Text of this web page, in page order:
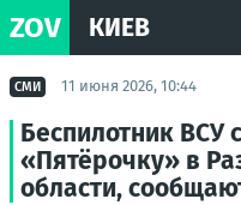
ZOV КИЕВ
СМИ 11 июня 2026, 10:44
Беспилотник ВСУ
«Пятёрочку» в
области,